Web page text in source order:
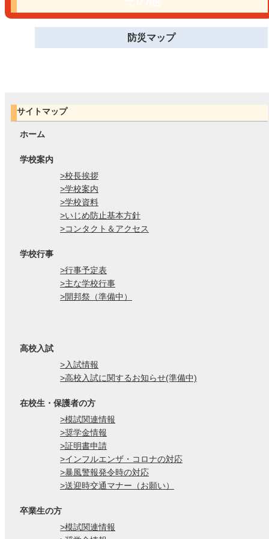
防災マップ
サイトマップ
ホーム
学校案内
>校長挨拶
>学校案内
>学校資料
>いじめ防止基本方針
>コンタクト＆アクセス
学校行事
>行事予定表
>主な学校行事
>開邦祭（準備中）
高校入試
>入試情報
>高校入試に関するお知らせ(準備中)
在校生・保護者の方
>模試関連情報
>奨学金情報
>証明書申請
>インフルエンザ・コロナの対応
>暴風警報発令時の対応
>送迎時交通マナー（お願い）
卒業生の方
>模試関連情報